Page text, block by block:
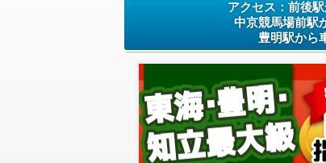
アクセス：前後
中京競馬場前駅
豊明駅から